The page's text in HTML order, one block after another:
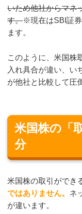
いため他社からマネ
す。※現在はSBI証
ます。
このように、米国株
入れ具合が違い、い
が他社と比較して圧
米国株の「
分
米国株の取引ができ
ではありません。 ネ
が違います。